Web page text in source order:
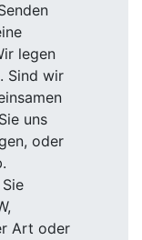
legen
Sind wir
uns
oder
Art oder